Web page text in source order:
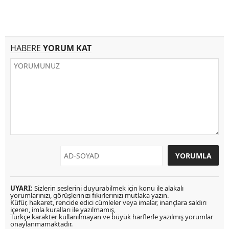
HABERE YORUM KAT
UYARI: Sizlerin seslerini duyurabilmek için konu ile alakalı
yorumlarınızı, görüşlerinizi fikirlerinizi mutlaka yazın.
Küfür, hakaret, rencide edici cümleler veya imalar, inançlara saldırı
içeren, imla kuralları ile yazılmamış,
Türkçe karakter kullanılmayan ve büyük harflerle yazılmış yorumlar
onaylanmamaktadır.